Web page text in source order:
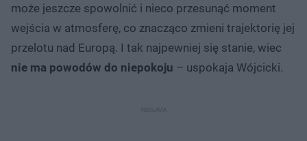
może jeszcze spowolnić i nieco przesunąć moment
wejścia w atmosferę, co znacząco zmieni trajektorię jej
przelotu nad Europą. I tak najpewniej się stanie, wiec
nie ma powodów do niepokoju – uspokaja Wójcicki.